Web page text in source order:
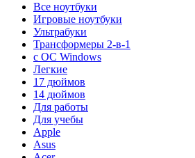
Все ноутбуки
Игровые ноутбуки
Ультрабуки
Трансформеры 2-в-1
с ОС Windows
Легкие
17 дюймов
14 дюймов
Для работы
Для учебы
Apple
Asus